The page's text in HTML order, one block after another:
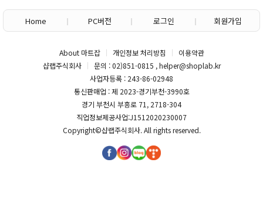
Home PC버전 로그인 회원가입
About 마트잡 개인정보 처리방침
이용약관
샵랩주식회사
문의 : 02)851-0815 , helper@shoplab.kr
사업자등록 : 243-86-02948
통신판매업 : 제 2023-경기부천-3990호
경기 부천시 부흥로 71, 2718-304
직업정보제공사업:J1512020230007
Copyright©샵랩주식회사. All rights reserved.